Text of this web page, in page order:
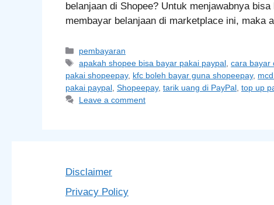
belanjaan di Shopee? Untuk menjawabnya
membayar belanjaan di marketplace ini,
Categories
pembayaran
Tags
apakah shopee bisa bayar pakai paypal ,cara bayar
pakai shopeepay, kfc boleh bayar guna shopeepay,
pakai paypal Shopeepay, tarik uang di PayPal top up
Leave a comment
Disclaimer
Privacy Policy